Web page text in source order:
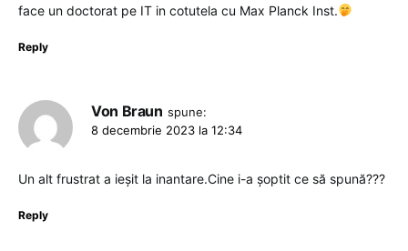
face un doctorat pe IT in cotutela cu Max Planck Inst.
Reply
Von Braun spune:
8 decembrie 2023 la 12:34
Un alt frustrat a ieșit la inantare.Cine i-a șoptit ce să spună???
Reply